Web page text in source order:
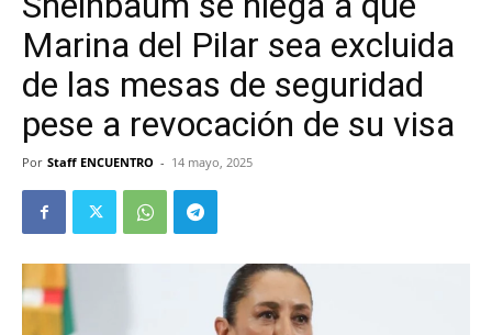
Marina del Pilar sea excluida
de las mesas de seguridad
pese a revocación de su visa
Por Staff ENCUENTRO - 14 mayo, 2025